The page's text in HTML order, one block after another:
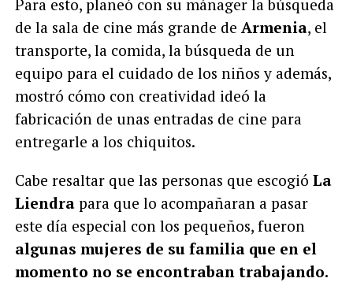
Para esto, planeó con su mánagerla búsqueda
de la sala de cine más grande de Armenia, el
transporte, la comida, la búsqueda de un
equipo para el cuidado de los niños y además,
mostró cómo con creatividad ideó la
fabricación de unas entradas de cine para
entregarle a los chiquitos.
Cabe resaltar que las personas que escogió La
Liendrapara que lo acompañaran a pasar
este día especial con los pequeños, fueron
algunas mujeres de su familia que en el
momento no se encontraban trabajando.